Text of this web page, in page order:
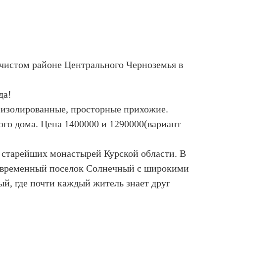
районе Центрального Черноземья в
просторные прихожие.
дома. Цена 1400000 и 1290000(вариант
монастырей Курской области. В
поселок Солнечный с широкими
где почти каждый житель знает друг